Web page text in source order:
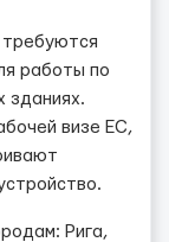
требуются
работы по
зданиях.
визе ЕС,
Рига,